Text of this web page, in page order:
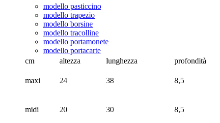
modello pasticcino
modello trapezio
modello borsine
modello tracolline
modello portamonete
modello portacarte
cm
altezza lunghezza profondità
maxi 24 38 8,5
midi 20 30 8,5